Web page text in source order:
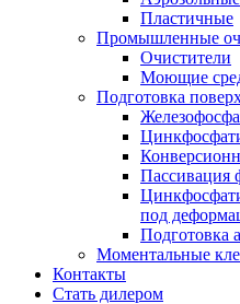
Пластичные
Промышленные
Очистители
Моющие
Подготовка
Пассивация
под
Подготовка
Моментальные
Контакты
Стать дилером